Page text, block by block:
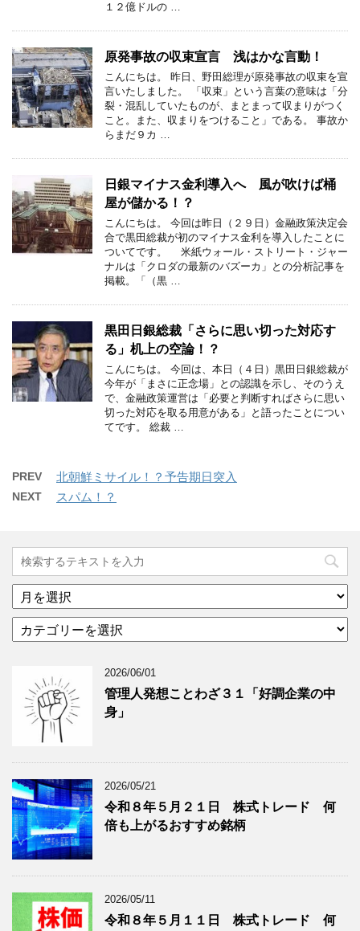
１２億ドルの …
原発事故の収束宣言 浅はかな言動！
こんにちは。 昨日、野田総理が原発事故の収束を宣
言いたしました。 「収束」という言葉の意味は「分
裂・混乱していたものが、まとまって収まりがつく
こと。また、収まりをつけること」である。 事故か
らまだ９カ …
日銀マイナス金利導入へ 風が吹けば桶
屋が儲かる！？
こんにちは。 今回は昨日（２９日）金融政策決定会
合で黒田総裁が初のマイナス金利を導入したことに
ついてです。 米紙ウォール・ストリート・ジャー
ナルは「クロダの最新のバズーカ」との分析記事を
掲載。「（黒 …
黒田日銀総裁「さらに思い切った対応す
る」机上の空論！？
こんにちは。 今回は、本日（４日）黒田日銀総裁が
今年が「まさに正念場」との認識を示し、そのうえ
で、金融政策運営は「必要と判断すればさらに思い
切った対応を取る用意がある」と語ったことについ
てです。 総裁 …
PREV 北朝鮮ミサイル！？予告期日突入
NEXT スパム！？
ア
ー
イ
グ
記
事
を
表
示
テ
ー
グ
記
事
を
表
示
2026/06/01
管理人発想ことわざ３１「好調企業の中
身」
2026/05/21
令和８年５月２１日 株式トレード 何
倍も上がるおすすめ銘柄
2026/05/11
令和８年５月１１日 株式トレード 何